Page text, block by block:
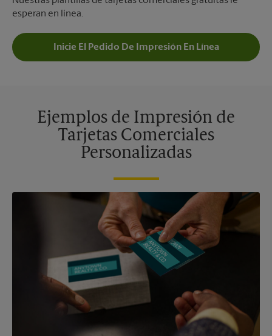
esperan en línea.
Inicie El Pedido De Impresión En Línea
Ejemplos de Impresión de
Tarjetas Comerciales
Personalizadas